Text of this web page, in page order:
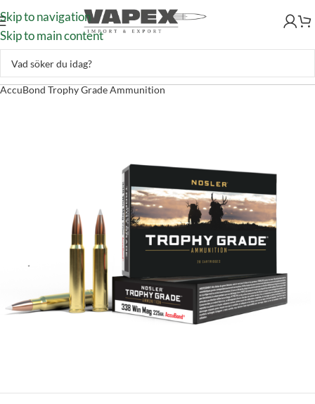
Skip to navigation
Skip to main content
Skytte–Ammunition–Kulammunition–Nosler 338 Win Mag 225gr
AccuBond Trophy Grade Ammunition